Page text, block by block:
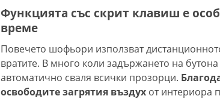
Функцията със скрит клавиш е
време
Повечето шофьори използват
вратите. В много коли задържането на
автоматично сваля всички прозорци.
освободите загрятия въздух от интериора